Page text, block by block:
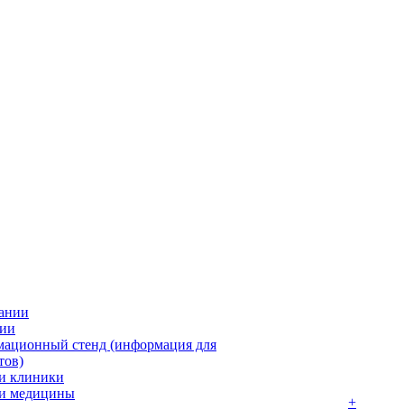
стенд (информация для
клиники
медицины
+